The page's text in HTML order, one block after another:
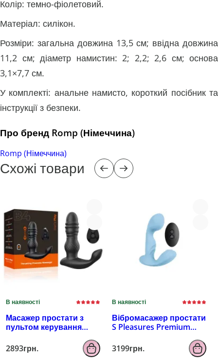
Колір: темно-фіолетовий.
Матеріал: силікон.
Розміри: загальна довжина 13,5 см; ввідна довжина
11,2 см; діаметр намистин: 2; 2,2; 2,6 см; основа
3,1×7,7 см.
У комплекті: анальне намисто, короткий посібник та
інструкції з безпеки.
Про бренд Romp (Німеччина)
Romp (Німеччина)
Схожі товари
В наявності
Масажер простати з
пультом керування
B4
2893грн.
В наявності
Вібромасажер простати
S Pleasures Premium
рельєфом, 10 режимів
вібрації
3199грн.